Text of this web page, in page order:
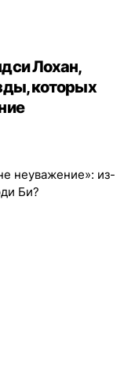
Лохан,
которых